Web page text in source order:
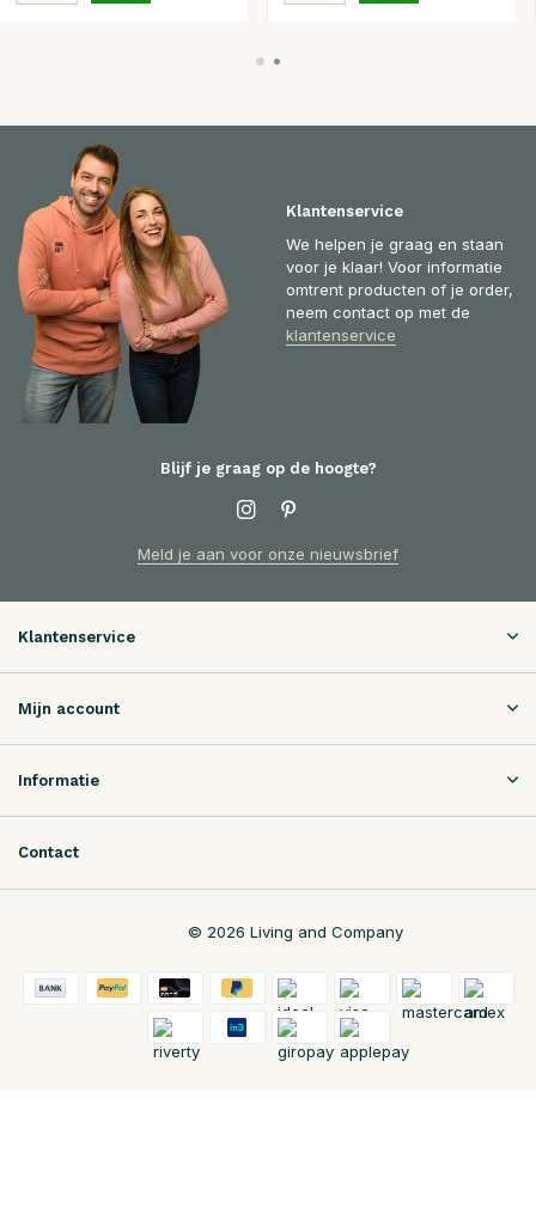
Klantenservice
We helpen je graag en staan
voor je klaar! Voor informatie
omtrent producten of je order,
neem contact op met de
klantenservice
Blijf je graag op de hoogte?
Meld je aan voor onze nieuwsbrief
Klantenservice
Mijn account
Informatie
Contact
© 2026 Living and Company